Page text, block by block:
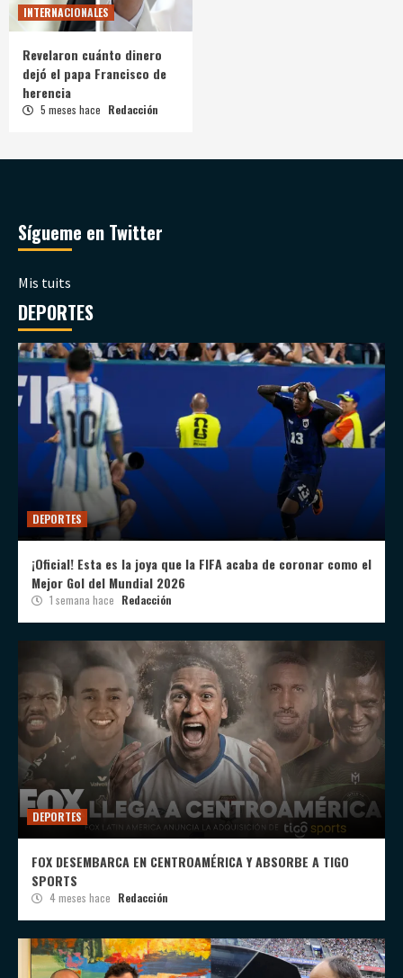
INTERNACIONALES
Revelaron cuánto dinero
dejó el papa Francisco de
herencia
5 meses hace Redacción
Sígueme en Twitter
Mis tuits
DEPORTES
DEPORTES
¡Oficial! Esta es la joya que la FIFA acaba de coronar como el
Mejor Gol del Mundial 2026
1 semana hace Redacción
DEPORTES
FOX DESEMBARCA EN CENTROAMÉRICA Y ABSORBE A TIGO
SPORTS
4 meses hace Redacción